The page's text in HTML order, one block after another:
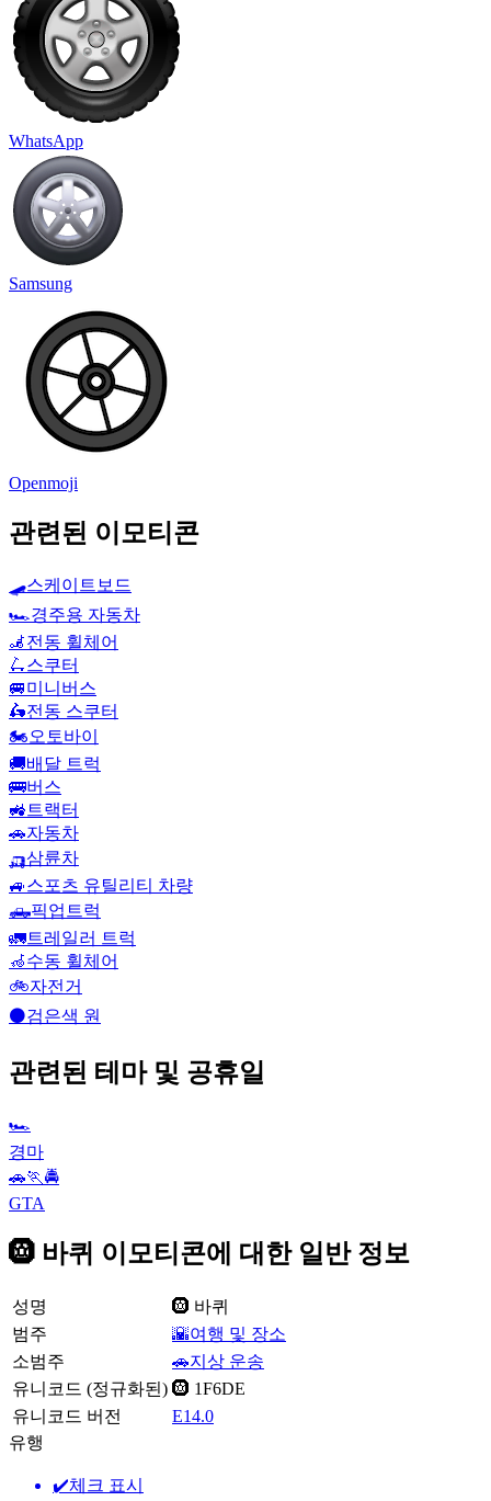
WhatsApp
Samsung
Openmoji
관련된 이모티콘
🛹스케이트보드
🏎️경주용 자동차
🦼전동 휠체어
🛴스쿠터
🚐미니버스
🛵전동 스쿠터
🏍️오토바이
🚚배달 트럭
🚌버스
🚜 트랙터
🚗자동차
🛺삼륜차
🚙스포츠 유틸리티 차량
🛻픽업트럭
🚛트레일러 트럭
🦽수동 휠체어
🚲자전거
⚫검은색 원
관련된 테마 및 공휴일
🏎
경마
🚗🏃🚔
GTA
🛞 바퀴 이모티콘에 대한 일반 정보
성명
🛞 바퀴
범주
🌇여행 및 장소
소범주
🚗지상 운송
유니코드 (정규화된) 🛞 1F6DE
유니코드 버전
E14.0
유행
✔️체크 표시